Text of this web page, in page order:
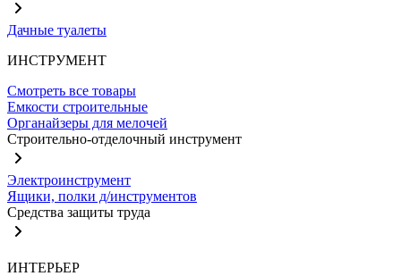
Дачные туалеты
ИНСТРУМЕНТ
Смотреть все товары
Емкости строительные
Органайзеры для мелочей
Строительно-отделочный инструмент
Электроинструмент
Ящики, полки д/инструментов
Средства защиты труда
ИНТЕРЬЕР